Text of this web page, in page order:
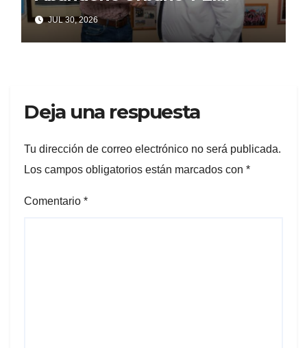
Despilfarro Político Repiten
Una Vieja Historia De
Ineficiencia
JUL 30, 2026
Deja una respuesta
Tu dirección de correo electrónico no será publicada.
Los campos obligatorios están marcados con *
Comentario *